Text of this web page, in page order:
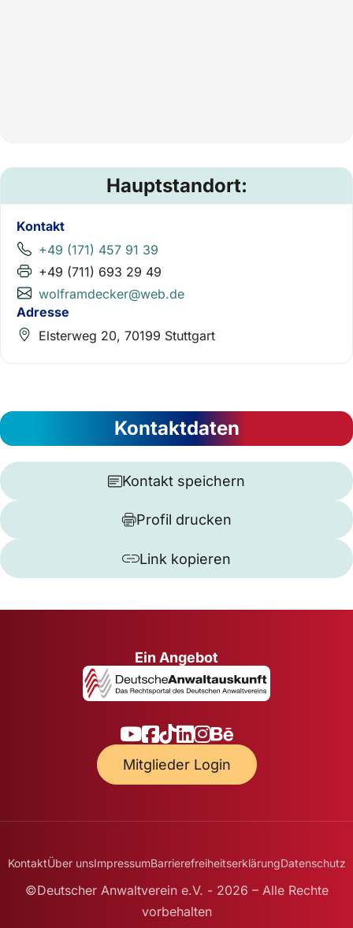
Hauptstandort:
Kontakt
+49 (171) 457 91 39
+49 (711) 693 29 49
wolframdecker@web.de
Adresse
Elsterweg 20, 70199 Stuttgart
Kontaktdaten
Kontakt speichern
Profil drucken
Link kopieren
Ein Angebot
Mitglieder Login
KontaktÜber unsImpressumBarrierefreiheitserklärungDatenschutz
©Deutscher Anwaltverein e.V. - 2026 – Alle Rechte
vorbehalten